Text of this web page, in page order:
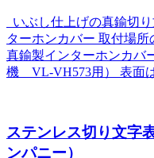
いぶし仕上げの真鍮切
ターホンカバー 取付場
真鍮製インターホンカ
機 VL-VH573用） 表面
ステンレス切り文字
ンパニー）